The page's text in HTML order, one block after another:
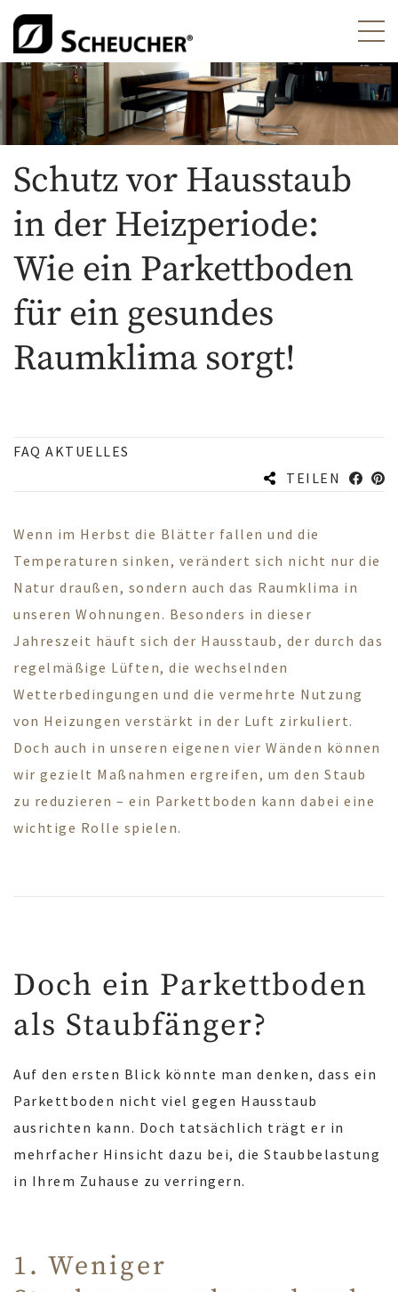
Schutz vor Hausstaub
in der Heizperiode:
Wie ein Parkettboden
für ein gesundes
Raumklima sorgt!
FAQ AKTUELLES
TEILEN
Wenn im Herbst die Blätter fallen und die
Temperaturen sinken, verändert sich nicht nur die
Natur draußen, sondern auch das Raumklima in
unseren Wohnungen. Besonders in dieser
Jahreszeit häuft sich der Hausstaub, der durch das
regelmäßige Lüften, die wechselnden
Wetterbedingungen und die vermehrte Nutzung
von Heizungen verstärkt in der Luft zirkuliert.
Doch auch in unseren eigenen vier Wänden können
wir gezielt Maßnahmen ergreifen, um den Staub
zu reduzieren – ein Parkettboden kann dabei eine
wichtige Rolle spielen.
Doch ein Parkettboden
als Staubfänger?
Auf den ersten Blick könnte man denken, dass ein
Parkettboden nicht viel gegen Hausstaub
ausrichten kann. Doch tatsächlich trägt er in
mehrfacher Hinsicht dazu bei, die Staubbelastung
in Ihrem Zuhause zu verringern.
1. Weniger